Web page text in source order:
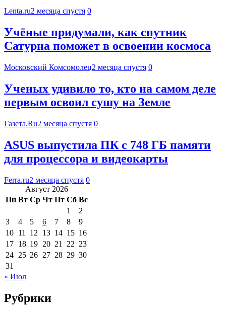
Lenta.ru2 месяца спустя 0
Учёные придумали, как спутник
Сатурна поможет в освоении космоса
Московский Комсомолец2 месяца спустя 0
Ученых удивило то, кто на самом деле
первым освоил сушу на Земле
Газета.Ru2 месяца спустя 0
ASUS выпустила ПК с 748 ГБ памяти
для процессора и видеокарты
Ferra.ru2 месяца спустя 0
Август 2026
Пн Вт Ср Чт Пт Сб Вс
1
2
3
4 5 6 7 8
9
10 11 12 13 14 15 16
17 18 19 20 21 22 23
24 25 26 27 28 29 30
31
« Июл
Рубрики